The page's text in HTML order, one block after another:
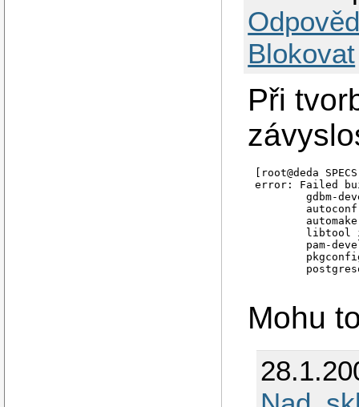
Blokovat
Při
[root@deda
error: Failed
gdbm-
libtool
pam-
Mohu